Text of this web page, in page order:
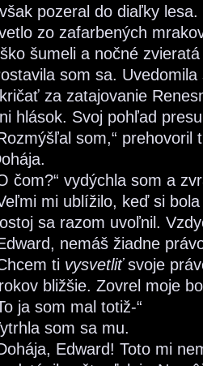
pozeral do diaľky
zo zafarbených
šumeli a nočné
som sa.
za zatajovanie
hlások. Svoj pohľad
som,“ prehovoril
čom?“ vydýchla som a
mi ublížilo, keď si
sa razom uvoľnil.
nemáš žiadne
ti vysvetliťsvoje
bližšie. Zovrel moje
ja som mal totiž-“
som sa mu.
Edward! Toto mi